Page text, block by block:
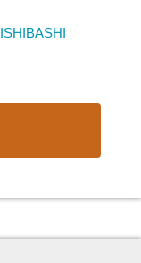
ISHIBASHI